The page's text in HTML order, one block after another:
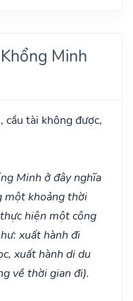
Minh
cầu tài không được,
Minh ở đây nghĩa
một khoảng thời
hiện một công
xuất hành đi
xuất hành di du
về thời gian đi).